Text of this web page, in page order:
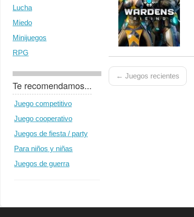
Lucha
Miedo
Minijuegos
RPG
Te recomendamos...
Juego competitivo
Juego cooperativo
Juegos de fiesta / party
Para niños y niñas
Juegos de guerra
← Juegos recientes